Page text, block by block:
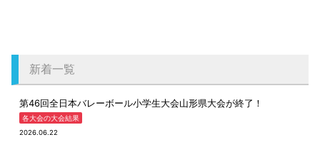
新着一覧
第46回全日本バレーボール小学生大会山形県大会が終了！
各大会の大会結果
2026.06.22